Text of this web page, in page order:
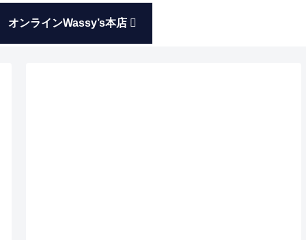
オンラインWassy’s本店